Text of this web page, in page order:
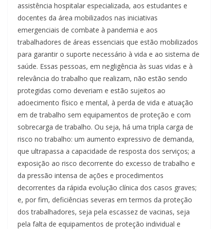
assistência hospitalar especializada, aos estudantes e
docentes da área mobilizados nas iniciativas
emergenciais de combate à pandemia e aos
trabalhadores de áreas essenciais que estão mobilizados
para garantir o suporte necessário à vida e ao sistema de
saúde. Essas pessoas, em negligência às suas vidas e à
relevância do trabalho que realizam, não estão sendo
protegidas como deveriam e estão sujeitos ao
adoecimento físico e mental, à perda de vida e atuação
em de trabalho sem equipamentos de proteção e com
sobrecarga de trabalho. Ou seja, há uma tripla carga de
risco no trabalho: um aumento expressivo de demanda,
que ultrapassa a capacidade de resposta dos serviços; a
exposição ao risco decorrente do excesso de trabalho e
da pressão intensa de ações e procedimentos
decorrentes da rápida evolução clínica dos casos graves;
e, por fim, deficiências severas em termos da proteção
dos trabalhadores, seja pela escassez de vacinas, seja
pela falta de equipamentos de proteção individual e